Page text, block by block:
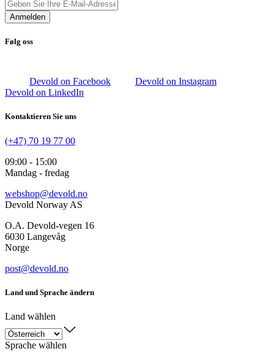
Anmelden
Følg oss
Devold on Facebook
Devold on Instagram
Devold on LinkedIn
Kontaktieren Sie uns
(+47) 70 19 77 00
09:00 - 15:00
Mandag - fredag
webshop@devold.no
Devold Norway AS
O.A. Devold-vegen 16
6030 Langevåg
Norge
post@devold.no
Land und Sprache ändern
Land wählen
Sprache wählen